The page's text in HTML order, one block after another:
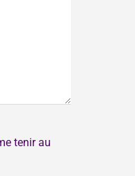
tenir au